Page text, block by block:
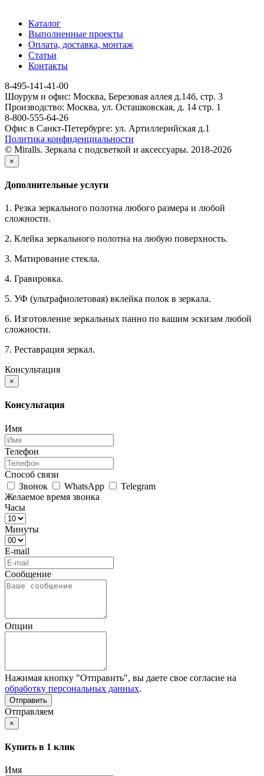
Каталог
Выполненные проекты
Оплата, доставка, монтаж
Статьи
Контакты
8-495-141-41-00
Шоурум и офис: Москва, Березовая аллея д.14б, стр. 3
Производство: Москва, ул. Осташковская, д. 14 стр. 1
8-800-555-64-26
Офис в Санкт-Петербурге: ул. Артиллерийская д.1
Политика конфиденциальности
© Miralls. Зеркала с подсветкой и аксессуары. 2018-2026
×
Дополнительные услуги
1. Резка зеркального полотна любого размера и любой
сложности.
2. Клейка зеркального полотна на любую поверхность.
3. Матирование стекла.
4. Гравировка.
5. УФ (ультрафиолетовая) вклейка полок в зеркала.
6. Изготовление зеркальных панно по вашим эскизам любой
сложности.
7. Реставрация зеркал.
Консультация
×
Консультация
Имя
Телефон
Способ связи
Звонок
WhatsApp
Telegram
Желаемое время звонка
Часы
Минуты
E-mail
Сообщение
Опции
Нажимая кнопку "Отправить", вы даете свое согласие на
обработку персональных данных.
Отправляем
×
Купить в 1 клик
Имя